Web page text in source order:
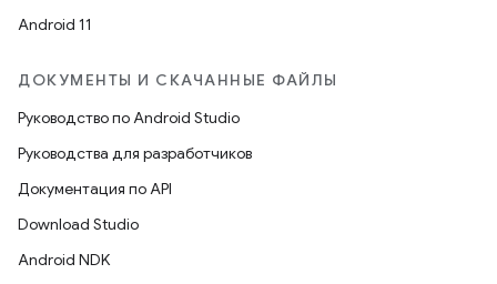
Android 11
ДОКУМЕНТЫ И СКАЧАННЫЕ ФАЙЛЫ
Руководство по Android Studio
Руководства для разработчиков
Документация по API
Download Studio
Android NDK